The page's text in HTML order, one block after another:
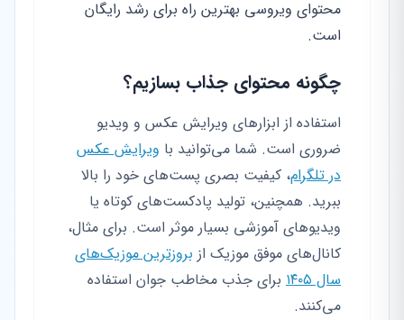
محتوای ویروسی بهترین راه برای رشد رایگان
است.
چگونه محتوای جذاب بسازیم؟
استفاده از ابزارهای ویرایش عکس و ویدیو
ضروری است. شما می‌توانید با ویرایش عکس
در تلگرام، کیفیت بصری پست‌های خود را بالا
ببرید. همچنین، تولید پادکست‌های کوتاه یا
ویدیوهای آموزشی بسیار موثر است. برای مثال،
کانال‌های موفق موزیک از بروزترین موزیک‌های
سال ۱۴۰۵
برای جذب مخاطب جوان استفاده
می‌کنند.